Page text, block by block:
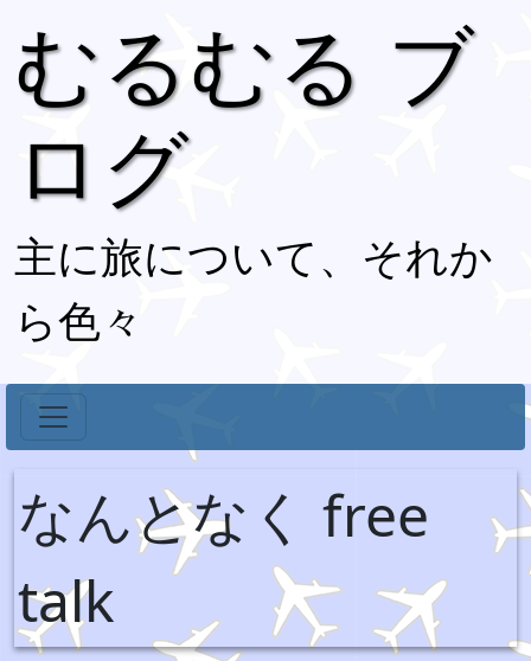
むるむる ブ
ログ
主に旅について、それか
ら色々
なんとなく free
talk